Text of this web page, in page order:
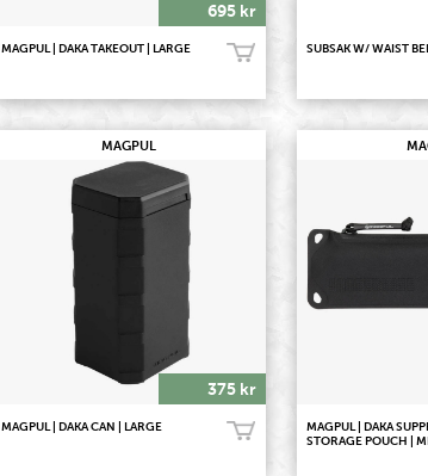
695 kr
MAGPUL | DAKA TAKEOUT | LARGE Köp! SUBSAK W/ WAIST
MAGPUL
375 kr
MAGPUL | DAKA CAN | LARGE Köp!
MAGPUL | DAKA
STORAGE POUCH |